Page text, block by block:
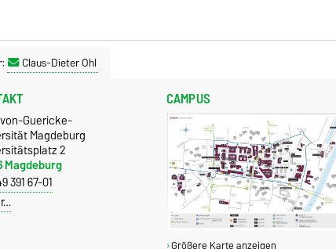
Claus-Dieter Ohl
Guericke-
Magdeburg
2
Magdeburg
391 67-01
CAMPUS
Größere Karte anzeigen